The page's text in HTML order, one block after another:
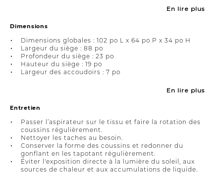
En lire plus
Dimensions
Dimensions globales : 102 po L x 64 po P x 34 po H
Largeur du siège : 88 po
Profondeur du siège : 23 po
Hauteur du siège : 19 po
Largeur des accoudoirs : 7 po
En lire plus
Entretien
Passer l’aspirateur sur le tissu et faire la rotation des
coussins régulièrement.
Nettoyer les taches au besoin.
Conserver la forme des coussins et redonner du
gonflant en les tapotant régulièrement.
Éviter l'exposition directe à la lumière du soleil, aux
sources de chaleur et aux accumulations de liquide.